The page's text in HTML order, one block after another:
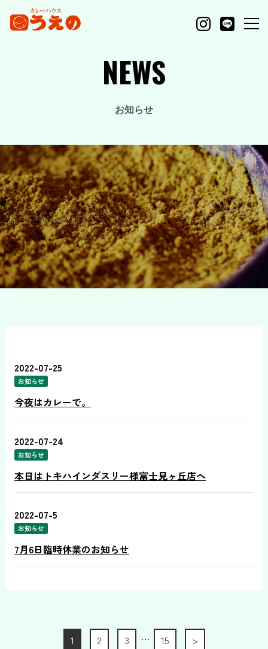
NEWS
お知らせ
2022-07-25
お知らせ
今夜はカレーで。
2022-07-24
お知らせ
本日はトキハインダスリー様富士見ヶ丘店へ
2022-07-5
お知らせ
7月6日臨時休業のお知らせ
1 2 3 … 15 >